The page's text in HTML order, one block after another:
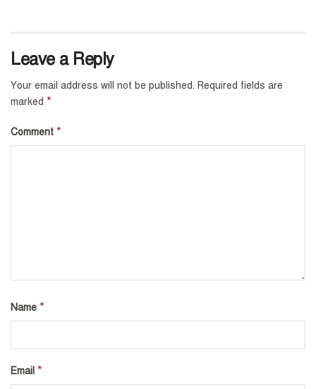
Leave a Reply
Your email address will not be published. Required fields are
marked *
Comment *
Name *
Email *